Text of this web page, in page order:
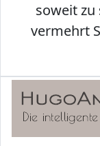
soweit zu
vermehrt